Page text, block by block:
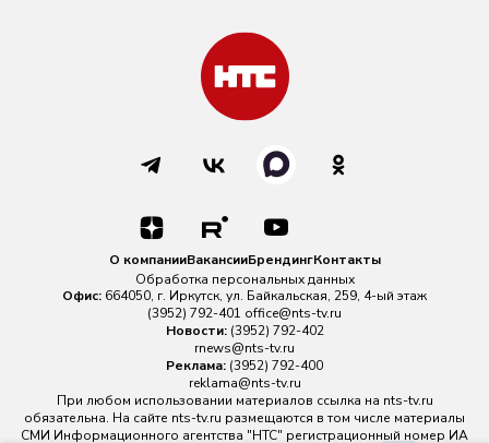
О компанииВакансииБрендингКонтакты
Обработка персональных данных
Офис: 664050, г. Иркутск, ул. Байкальская, 259, 4-ый этаж
(3952) 792-401 office@nts-tv.ru
Новости: (3952) 792-402
rnews@nts-tv.ru
Реклама: (3952) 792-400
reklama@nts-tv.ru
При любом использовании материалов ссылка на nts-tv.ru
обязательна. На сайте nts-tv.ru размещаются в том числе материалы
СМИ Информационного агентства "НТС" регистрационный номер ИА